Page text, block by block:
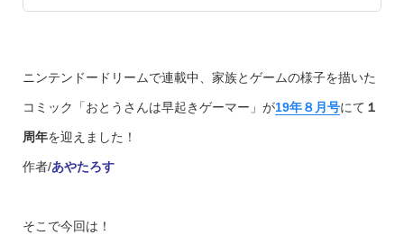
ニンテンドードリームで連載中、家族とゲームの様子を描いた
コミック「おとうさんは早起きゲーマー」が19年８月号にて １
周年を迎えました！
作者/あやたろす
そこで今回は！